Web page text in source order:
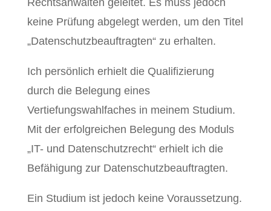
Rechtsanwälten geleitet. Es muss jedoch
keine Prüfung abgelegt werden, um den Titel
„Datenschutzbeauftragten“ zu erhalten.
Ich persönlich erhielt die Qualifizierung
durch die Belegung eines
Vertiefungswahlfaches in meinem Studium.
Mit der erfolgreichen Belegung des Moduls
„IT- und Datenschutzrecht“ erhielt ich die
Befähigung zur Datenschutzbeauftragten.
Ein Studium ist jedoch keine Voraussetzung.